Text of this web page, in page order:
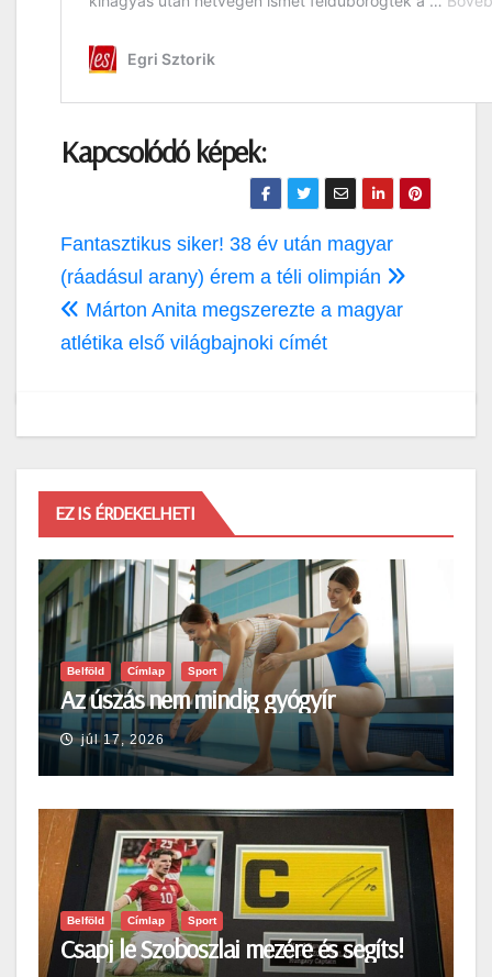
Kapcsolódó képek:
Bejegyzés
navigáció
Fantasztikus siker! 38 év után magyar
(ráadásul arany) érem a téli olimpián
Márton Anita megszerezte a magyar
atlétika első világbajnoki címét
EZ IS ÉRDEKELHETI
Belföld Címlap Sport
Az úszás nem mindig gyógyír
júl 17, 2026
Belföld Címlap Sport
Csapj le Szoboszlai mezére és segíts!